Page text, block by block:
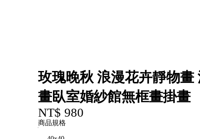
玫瑰晚秋 浪漫花卉靜物畫
畫臥室婚紗館無框畫掛畫
NT$ 980
商品規格